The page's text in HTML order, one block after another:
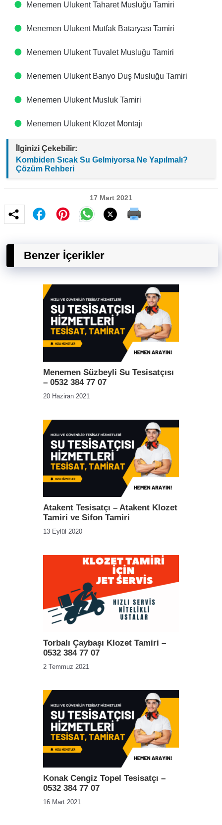
Menemen Ulukent Taharet Musluğu Tamiri
Menemen Ulukent Mutfak Bataryası Tamiri
Menemen Ulukent Tuvalet Musluğu Tamiri
Menemen Ulukent Banyo Duş Musluğu Tamiri
Menemen Ulukent Musluk Tamiri
Menemen Ulukent Klozet Montajı
İlginizi Çekebilir:
Kombiden Sıcak Su Gelmiyorsa Ne Yapılmalı?
Çözüm Rehberi
17 Mart 2021
Benzer İçerikler
Menemen Süzbeyli Su Tesisatçısı
– 0532 384 77 07
20 Haziran 2021
Atakent Tesisatçı – Atakent Klozet
Tamiri ve Sifon Tamiri
13 Eylül 2020
Torbalı Çaybaşı Klozet Tamiri –
0532 384 77 07
2 Temmuz 2021
Konak Cengiz Topel Tesisatçı –
0532 384 77 07
16 Mart 2021